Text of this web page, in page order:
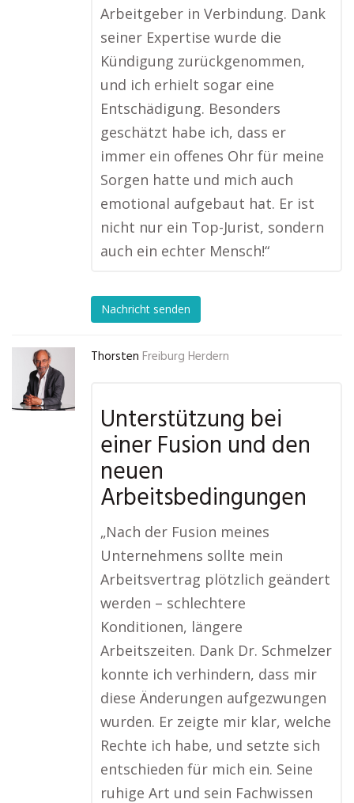
Arbeitgeber in Verbindung. Dank
seiner Expertise wurde die
Kündigung zurückgenommen,
und ich erhielt sogar eine
Entschädigung. Besonders
geschätzt habe ich, dass er
immer ein offenes Ohr für meine
Sorgen hatte und mich auch
emotional aufgebaut hat. Er ist
nicht nur ein Top-Jurist, sondern
auch ein echter Mensch!“
Nachricht senden
Thorsten Freiburg Herdern
Unterstützung bei
einer Fusion und den
neuen
Arbeitsbedingungen
„Nach der Fusion meines
Unternehmens sollte mein
Arbeitsvertrag plötzlich geändert
werden – schlechtere
Konditionen, längere
Arbeitszeiten. Dank Dr. Schmelzer
konnte ich verhindern, dass mir
diese Änderungen aufgezwungen
wurden. Er zeigte mir klar, welche
Rechte ich habe, und setzte sich
entschieden für mich ein. Seine
ruhige Art und sein Fachwissen